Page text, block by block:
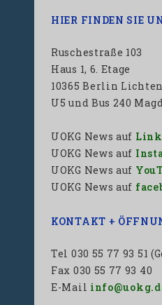
HIER FINDEN SIE
Ruschestraße 103
Haus 1, 6. Etage
10365 Berlin
U5 und Bus 240
UOKG News auf
UOKG News auf
UOKG News auf
UOKG News auf
KONTAKT +
Tel 030 55 77 93 51
Fax 030 55 77 93 40
E-Mail